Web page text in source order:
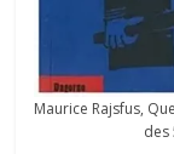
Maurice Rajsfus,
des